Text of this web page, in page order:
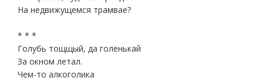
На недвижущемся трамвае?
* * *
Голубь тощщый, да голенькай
За окном летал.
Чем-то алкоголика